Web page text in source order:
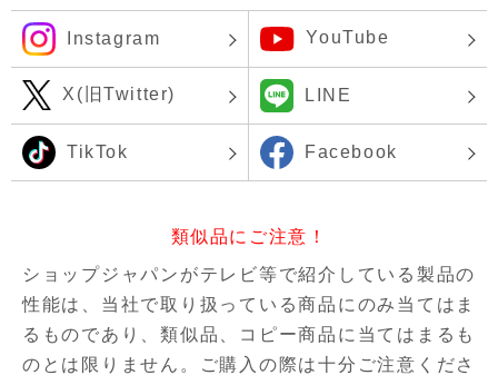
Instagram YouTube
X(旧Twitter) LINE
TikTok Facebook
類似品にご注意！
ショップジャパンがテレビ等で紹介している製品の
性能は、当社で取り扱っている商品にのみ当てはま
るものであり、類似品、コピー商品に当てはまるも
のとは限りません。ご購入の際は十分ご注意くださ